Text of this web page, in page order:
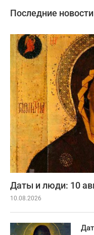
Последние новости
Даты и люди: 10
10.08.2026